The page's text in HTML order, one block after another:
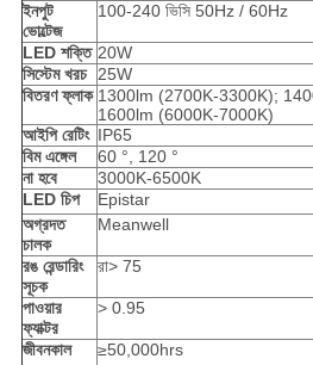
ইনপুট
ভোল্টেজ
100-240 ভিসি 50Hz / 60Hz
LED শক্তি 20W
সিস্টেম খরচ 25W
বিতরণ ফ্লাক 1300lm (2700K-3300K);
1600lm (6000K-7000K)
আইপি রেটিং IP65
বিম এঙ্গেল
60 °, 120 °
না হবে
3000K-6500K
LED চিপ
Epistar
অগ্রদত
চালক
Meanwell
রঙ রেন্ডারিং
সূচক
রা> 75
পাওয়ার
ফ্যাক্টর
> 0.95
জীবনকাল
≥50,000hrs